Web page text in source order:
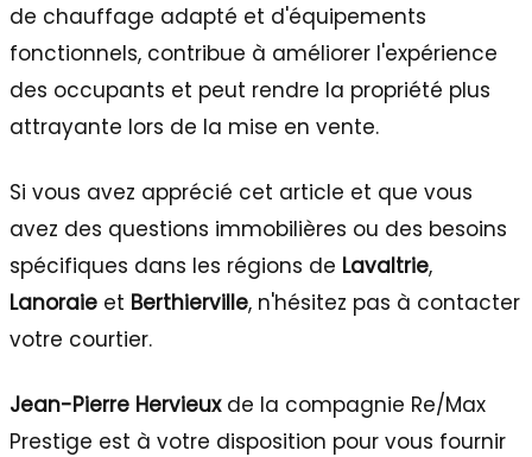
de chauffage adapté et d'équipements
fonctionnels, contribue à améliorer l'expérience
des occupants et peut rendre la propriété plus
attrayante lors de la mise en vente.
Si vous avez apprécié cet article et que vous
avez des questions immobilières ou des besoins
spécifiques dans les régions de Lavaltrie,
Lanoraie et Berthierville, n'hésitez pas à contacter
votre courtier.
Jean-Pierre Hervieuxde la compagnie Re/Max
Prestige est à votre disposition pour vous fournir